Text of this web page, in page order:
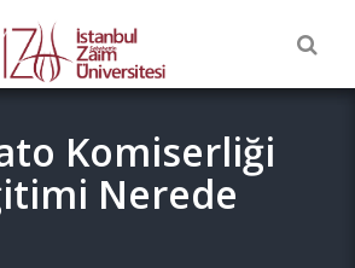
Komiserliği
Nerede